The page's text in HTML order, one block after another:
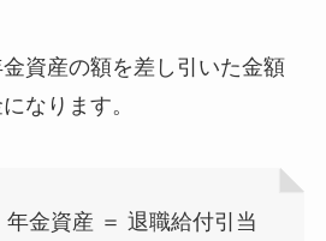
資産の額を差し引いた金額
になります。
金資産 ＝ 退職給付引当